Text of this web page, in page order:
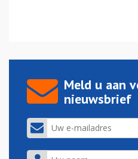
Meld u aan
nieuwsbrief